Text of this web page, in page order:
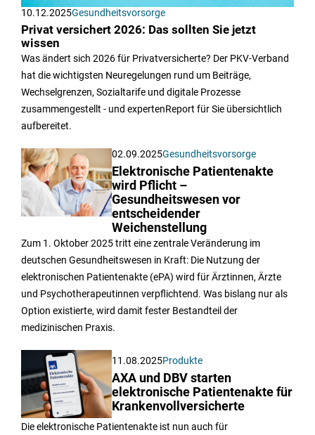
10.12.2025Gesundheitsvorsorge
Privat versichert 2026: Das sollten Sie jetzt
wissen
Was ändert sich 2026 für Privatversicherte? Der PKV-Verband
hat die wichtigsten Neuregelungen rund um Beiträge,
Wechselgrenzen, Sozialtarife und digitale Prozesse
zusammengestellt - und expertenReport für Sie übersichtlich
aufbereitet.
02.09.2025Gesundheitsvorsorge
Elektronische Patientenakte
wird Pflicht –
Gesundheitswesen vor
entscheidender
Weichenstellung
Zum 1. Oktober 2025 tritt eine zentrale Veränderung im
deutschen Gesundheitswesen in Kraft: Die Nutzung der
elektronischen Patientenakte (ePA) wird für Ärztinnen, Ärzte
und Psychotherapeutinnen verpflichtend. Was bislang nur als
Option existierte, wird damit fester Bestandteil der
medizinischen Praxis.
11.08.2025Produkte
AXA und DBV starten
elektronische Patientenakte für
Krankenvollversicherte
Die elektronische Patientenakte ist nun auch für